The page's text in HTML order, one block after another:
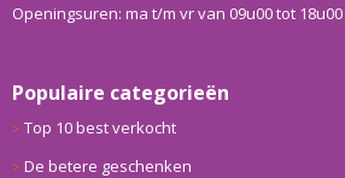
Openingsuren: ma t/m vr van 09u00 tot 18u00
Populaire categorieën
Top 10 best verkocht
De betere geschenken